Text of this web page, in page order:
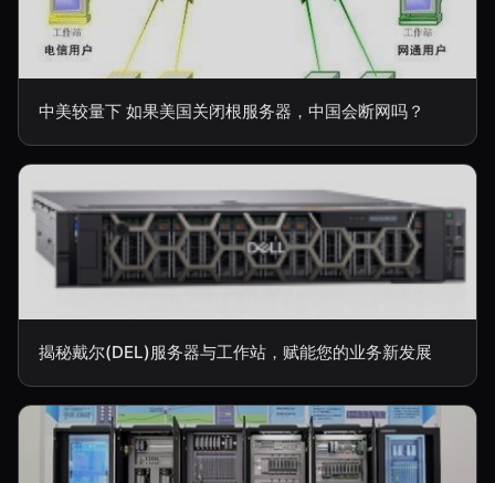
中美较量下 如果美国关闭根服务器，中国会断网吗？
揭秘戴尔(DEL)服务器与工作站，赋能您的业务新发展